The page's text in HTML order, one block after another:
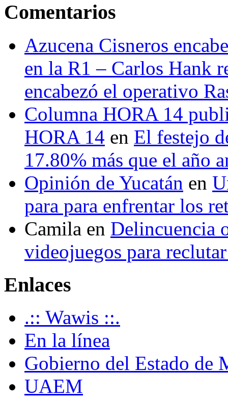
Comentarios
Azucena Cisneros
en la R1 – Carlos Hank
encabezó el operativo
Columna HORA 14
HORA 14 en El festejo
17.80% más que el año
Opinión de Yucatán en
para para enfrentar los
Camila en Delincuencia
videojuegos para
Enlaces
.:: Wawis ::.
En la línea
Gobierno del Estado de
UAEM